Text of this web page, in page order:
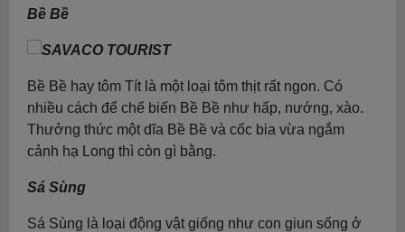
Bề Bề
Bề Bề hay tôm Tít là một loại tôm thịt rất ngon. Có
nhiều cách để chế biến Bề Bề như hấp, nướng, xào.
Thưởng thức một dĩa Bề Bề và cốc bia vừa ngắm
cảnh hạ Long thì còn gì bằng.
Sá Sùng
Sá Sùng là loại động vật giống như con giun sống ở